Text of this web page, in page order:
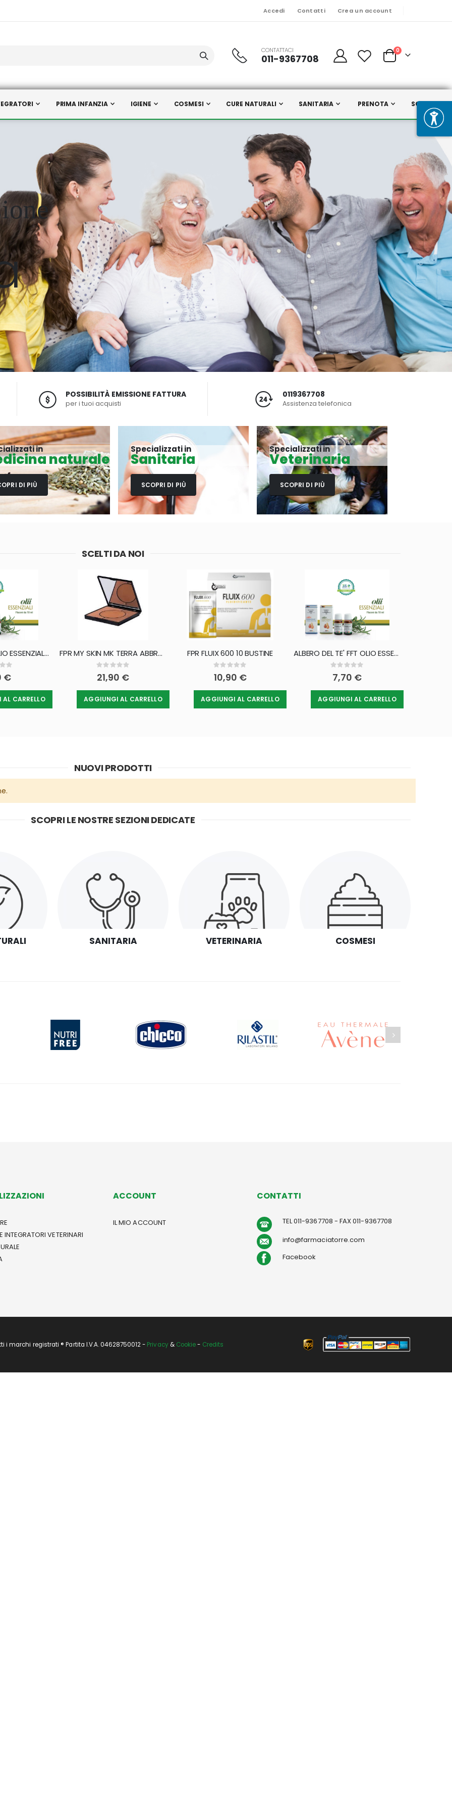
Accedi Contatti Crea un account
CONTATTACI
011-9367708 Cart
0Prodotti
PRIMA INFANZIA IGIENE COSMESI CURE NATURALI SANITARIA PRENOTA SCELTI DA
POSSIBILITÀ EMISSIONE FATTURA
per i tuoi acquisti
0119367708
Assistenza telefonica
in
naturale
DI PIÙ
Specializzati in
Sanitaria
SCOPRI DI PIÙ
Specializzati in
Veterinaria
SCOPRI DI PIÙ
SCELTI DA NOI
ORIGANO FFT OLIO ESSENZIALE 10 ML
€
CARRELLO
FPR MY SKIN MK TERRA ABBRONZANTE ILLUMINANTE
Rating:
0%
21,90 €
AGGIUNGI AL CARRELLO
FPR FLUIX 600 10 BUSTINE
Rating:
0%
10,90 €
AGGIUNGI AL CARRELLO
ALBERO DEL TE' FFT OLIO ESSENZIALE 10 ML
Rating:
0%
7,70 €
AGGIUNGI AL CARRELLO
NUOVI PRODOTTI
SCOPRI LE NOSTRE SEZIONI DEDICATE
SANITARIA VETERINARIA COSMESI
INTEGRATORI VETERINARI
ACCOUNT
IL MIO ACCOUNT
CONTATTI
TEL 011-9367708 - FAX 011-9367708
info@farmaciatorre.com
Facebook
i marchi registrati ® Partita I.V.A. 04628750012 - Privacy& Cookie- Credits